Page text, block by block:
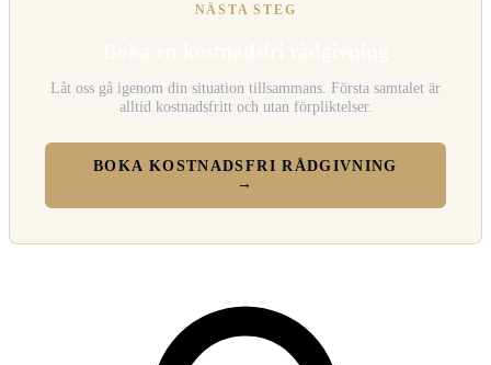
NÄSTA STEG
Låt oss gå igenom din situation tillsammans. Första samtalet är
alltid kostnadsfritt och utan förpliktelser.
BOKA KOSTNADSFRI RÅDGIVNING
→